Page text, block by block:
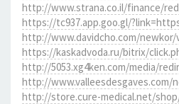
http://www.strana.co.il/finance/
https://tc937.app.goo.gl/
http://www.davidcho.com/newkor/
https://kaskadvoda.ru/bitrix/
http://5053.xg4ken.com/media/
http://www.valleesdesgaves.com/
http://store.cure-medical.net/